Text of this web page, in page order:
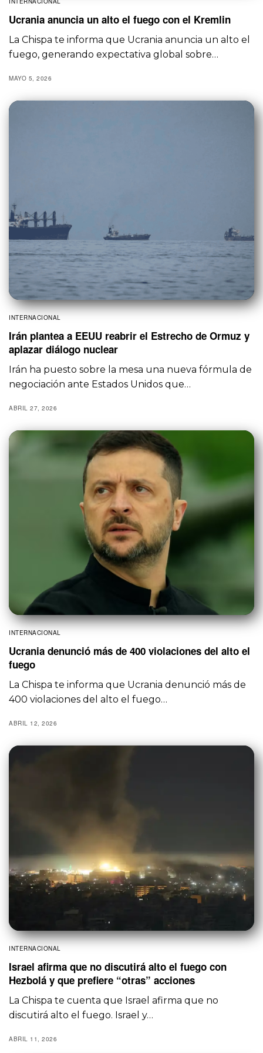
Ucrania anuncia un alto el fuego con el Kremlin
La Chispa te informa que Ucrania anuncia un alto el
fuego, generando expectativa global sobre…
MAYO 5, 2026
INTERNACIONAL
Irán plantea a EEUU reabrir el Estrecho de Ormuz y
aplazar diálogo nuclear
Irán ha puesto sobre la mesa una nueva fórmula de
negociación ante Estados Unidos que…
ABRIL 27, 2026
INTERNACIONAL
Ucrania denunció más de 400 violaciones del alto el
fuego
La Chispa te informa que Ucrania denunció más de
400 violaciones del alto el fuego…
ABRIL 12, 2026
INTERNACIONAL
Israel afirma que no discutirá alto el fuego con
Hezbolá y que prefiere “otras” acciones
La Chispa te cuenta que Israel afirma que no
discutirá alto el fuego. Israel y…
ABRIL 11, 2026